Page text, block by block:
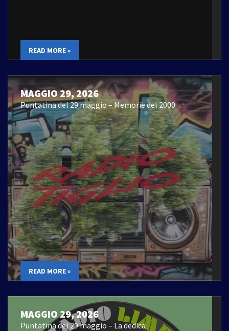
READ MORE »
MAGGIO 29, 2026
Puntatina del 29 maggio – Memorie del 2000
READ MORE »
MAGGIO 29, 2026
Puntatina del 29 maggio – La dedica